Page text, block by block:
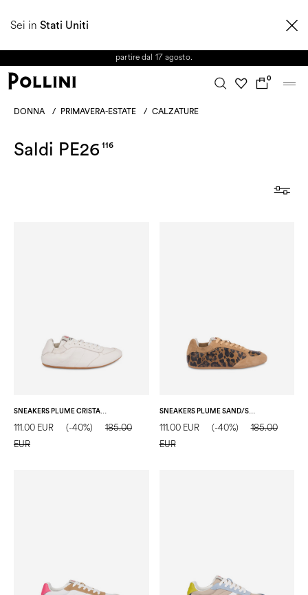
Sei in Stati Uniti
AUTUNNO/INVERNO 2026. Dall'8 al 16 agosto il Servizio Clienti non sarà
partire dal 17 agosto.
0
DONNA / PRIMAVERA-ESTATE / CALZATURE
Saldi PE26 116
111.00 EUR (-40%)
185.00
EUR
SNEAKERS PLUME SAND/SAND
111.00 EUR (-40%)
185.00
EUR